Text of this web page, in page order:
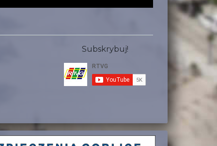
Subskrybuj!